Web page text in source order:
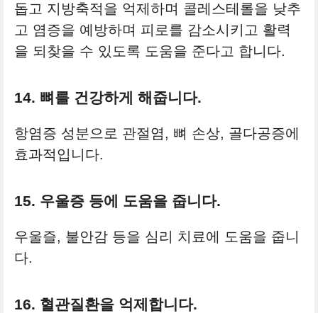
돕고 지방축적을 억제하며 콜레스테롤을 낮추
고 염증을 예방하며 피로를 감소시키고 활력
을 되찾을 수 있도록 도움을 준다고 합니다.
14. 뼈를 건강하게 해줍니다.
항염증 성분으로 관절염, 뼈 손상, 골다공증에
효과적입니다.
15. 우울증 등에 도움을 줍니다.
우울즐, 불안감 등을 심리 치료에 도움을 줍니
다.
16. 혈관질환을 억제합니다.